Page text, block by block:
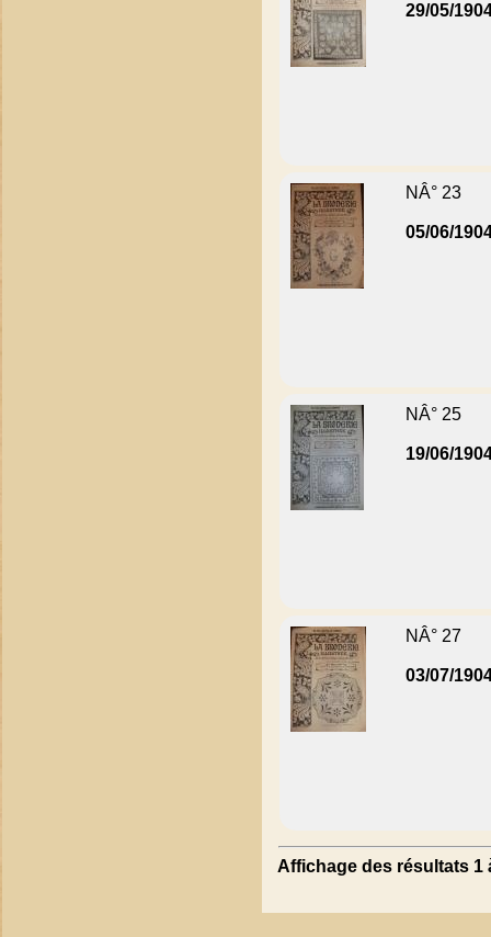
29/05/
NÂ° 23
05/06/
NÂ° 25
19/06/
NÂ° 27
03/07/
Affichage des résultats 1